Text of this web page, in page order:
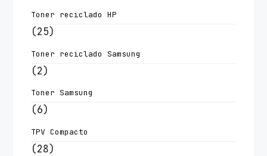
Toner reciclado HP
(25)
Toner reciclado Samsung
(2)
Toner Samsung
(6)
TPV Compacto
(28)